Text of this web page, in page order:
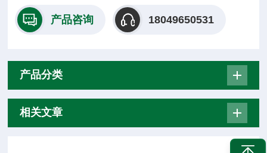
产品咨询 18049650531
产品分类
相关文章